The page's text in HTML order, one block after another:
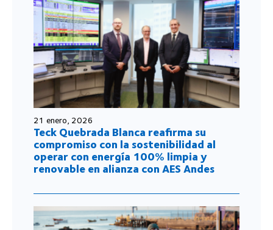
21 enero, 2026
Teck Quebrada Blanca reafirma su
compromiso con la sostenibilidad al
operar con energía 100% limpia y
renovable en alianza con AES Andes